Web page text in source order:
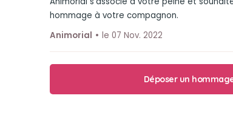
hommage à votre compagnon.
Animorial
le 07 Nov. 2022
Déposer un